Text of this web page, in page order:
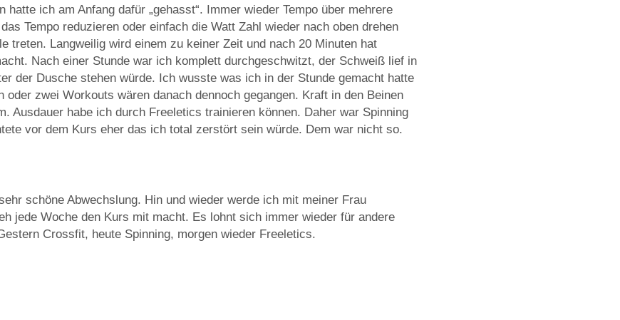
hatte ich am Anfang dafür „gehasst“. Immer wieder Tempo über mehrere
Tempo reduzieren oder einfach die Watt Zahl wieder nach oben drehen
treten. Langweilig wird einem zu keiner Zeit und nach 20 Minuten hat
Nach einer Stunde war ich komplett durchgeschwitzt, der Schweiß lief in
der Dusche stehen würde. Ich wusste was ich in der Stunde gemacht hatte
oder zwei Workouts wären danach dennoch gegangen. Kraft in den Beinen
Ausdauer habe ich durch Freeletics trainieren können. Daher war Spinning
vor dem Kurs eher das ich total zerstört sein würde. Dem war nicht so.
schöne Abwechslung. Hin und wieder werde ich mit meiner Frau
jede Woche den Kurs mit macht. Es lohnt sich immer wieder für andere
Crossfit, heute Spinning, morgen wieder Freeletics.